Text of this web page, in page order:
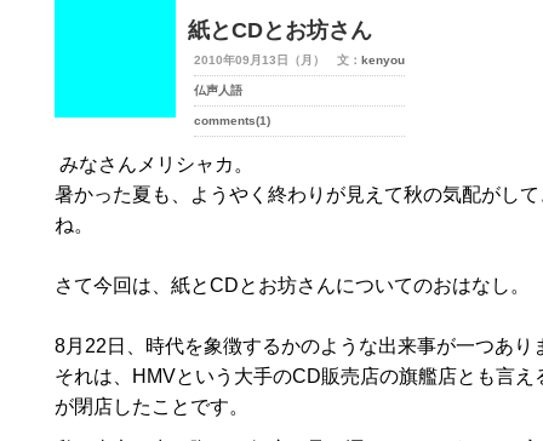
紙とCDとお坊さん
2010年09月13日（月） 文： kenyou
仏声人語
comments(1)
みなさんメリシャカ。
暑かった夏も、ようやく終わりが見えて秋の気配がし
ね。
さて今回は、紙とCDとお坊さんについてのおはなし。
8月22日、時代を象徴するかのような出来事が一つあり
それは、HMVという大手のCD販売店の旗艦店とも言え
が閉店したことです。